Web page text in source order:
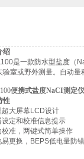
绍
是一款防水型盐度（
验室或野外测量。自动
便携式盐度NaCI测定仪
性
超大屏幕LCD设计
设定和校准信息提示
校准，两键式简单操作
易更换，BEPS低电量防